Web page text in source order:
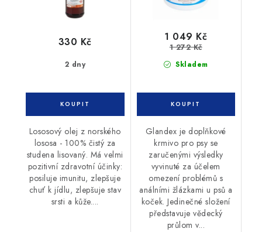
2 dny
330 Kč
Lososový olej z norského
lososa - 100% čistý za
studena lisovaný. Má velmi
pozitivní zdravotní účinky:
posiluje imunitu, zlepšuje
chuť k jídlu, zlepšuje stav
srsti a kůže....
Skladem
1 049 Kč
1 272 Kč
Glandex je doplňkové
krmivo pro psy se
zaručenými výsledky
vyvinuté za účelem
omezení problémů s
análními žlázkami u psů a
koček. Jedinečné složení
představuje vědecký
průlom v...